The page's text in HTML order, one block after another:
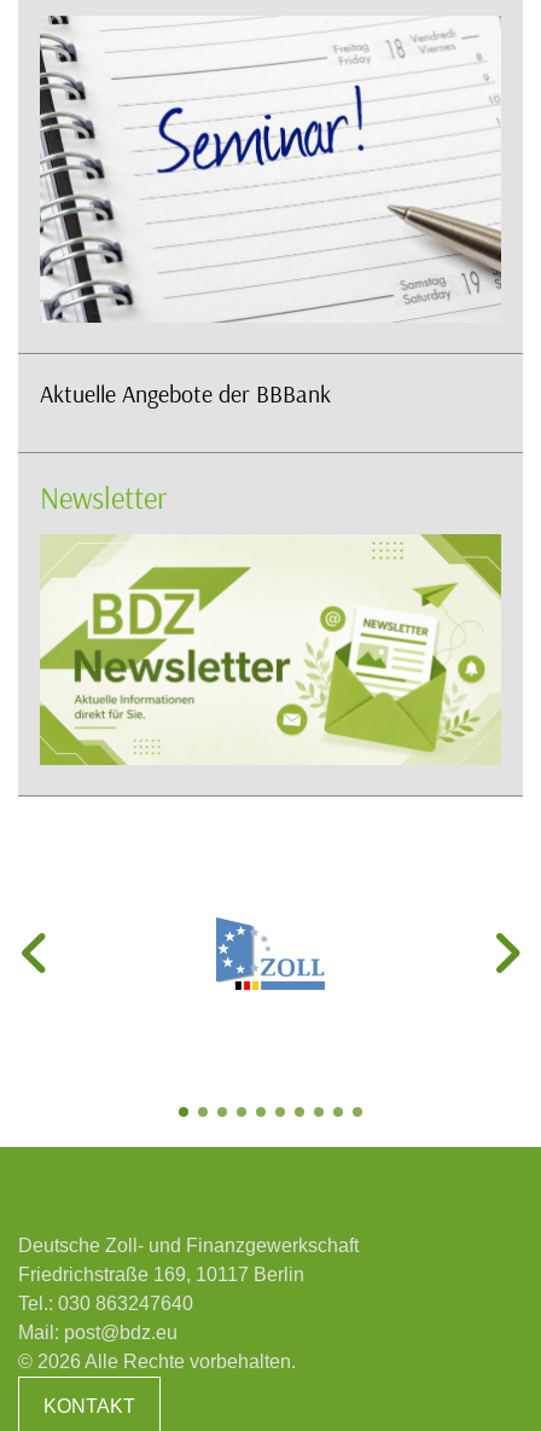
Aktuelle Angebote der BBBank
Newsletter
Deutsche Zoll- und Finanzgewerkschaft
Friedrichstraße 169, 10117 Berlin
Tel.: 030 863247640
Mail: post@bdz.eu
© 2026 Alle Rechte vorbehalten.
KONTAKT